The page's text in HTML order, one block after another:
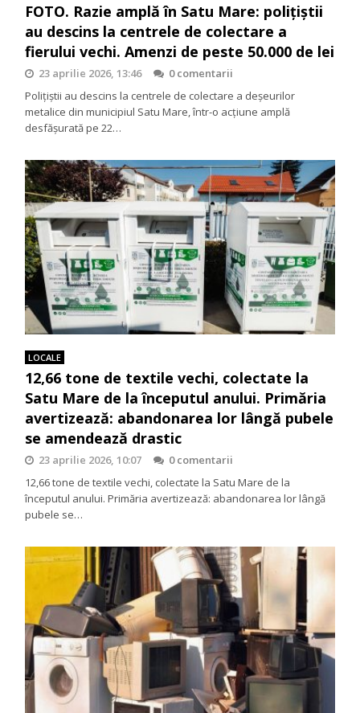
FOTO. Razie amplă în Satu Mare: polițiștii
au descins la centrele de colectare a
fierului vechi. Amenzi de peste 50.000 de lei
23 aprilie 2026, 13:46
0 comentarii
Polițiștii au descins la centrele de colectare a deșeurilor
metalice din municipiul Satu Mare, într-o acțiune amplă
desfășurată pe 22…
LOCALE
12,66 tone de textile vechi, colectate la
Satu Mare de la începutul anului. Primăria
avertizează: abandonarea lor lângă pubele
se amendează drastic
23 aprilie 2026, 10:07
0 comentarii
12,66 tone de textile vechi, colectate la Satu Mare de la
începutul anului. Primăria avertizează: abandonarea lor lângă
pubele se…